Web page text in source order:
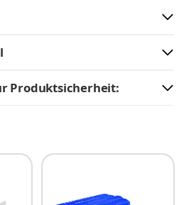
Produktsicherheit: